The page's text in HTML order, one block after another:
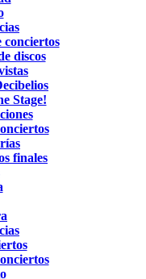
conciertos
discos
Stage!
finales